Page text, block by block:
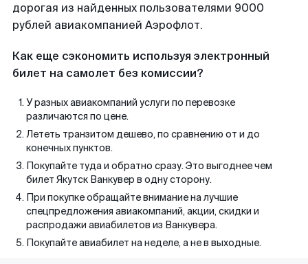
дорогая из найденных пользователями 9000
рублей авиакомпанией Аэрофлот.
Как еще сэкономить используя электронный
билет на самолет без комиссии?
У разных авиакомпаний услуги по перевозке
различаются по цене.
Лететь транзитом дешево, по сравнению от и до
конечных пунктов.
Покупайте туда и обратно сразу. Это выгоднее чем
билет Якутск Ванкувер в одну сторону.
При покупке обращайте внимание на лучшие
спецпредложения авиакомпаний, акции, скидки и
распродажи авиабилетов из Ванкувера.
Покупайте авиабилет на неделе, а не в выходные.